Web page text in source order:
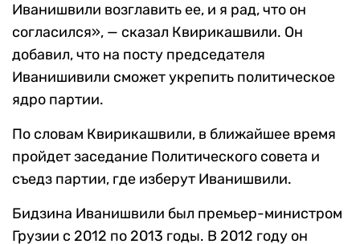
Иванишвили возглавить ее, и я рад, что он
согласился», — сказал Квирикашвили. Он
добавил, что на посту председателя
Иванишивили сможет укрепить политическое
ядро партии.
По словам Квирикашвили, в ближайшее время
пройдет заседание Политического совета и
съедз партии, где изберут Иванишвили.
Бидзина Иванишвили был премьер-министром
Грузии с 2012 по 2013 годы. В 2012 году он